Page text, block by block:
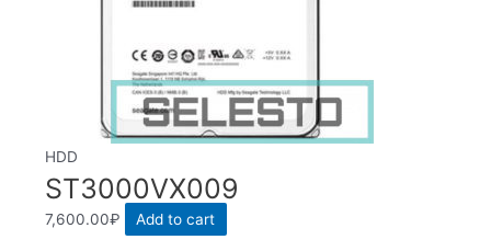
HDD
ST3000VX009
7,600.00₽ Add to cart